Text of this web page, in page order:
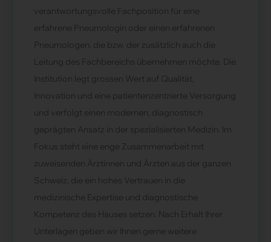
verantwortungsvolle Fachposition für eine
erfahrene Pneumologin oder einen erfahrenen
Pneumologen, die bzw. der zusätzlich auch die
Leitung des Fachbereichs übernehmen möchte. Die
Institution legt grossen Wert auf Qualität,
Innovation und eine patientenzentrierte Versorgung
und verfolgt einen modernen, diagnostisch
geprägten Ansatz in der spezialisierten Medizin. Im
Fokus steht eine enge Zusammenarbeit mit
zuweisenden Ärztinnen und Ärzten aus der ganzen
Schweiz, die ein hohes Vertrauen in die
medizinische Expertise und diagnostische
Kompetenz des Hauses setzen. Nach Erhalt Ihrer
Unterlagen geben wir Ihnen gerne weitere